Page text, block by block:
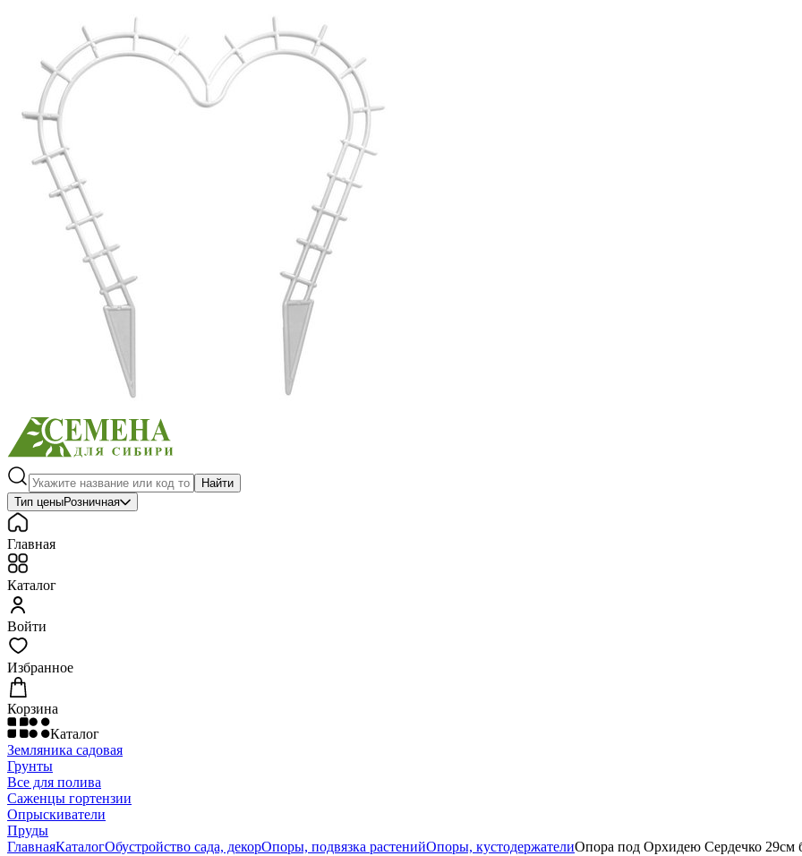
Обратный звонок Заказать обратный звонок
Каталог
Семена
Грунты
Газонные травы, сидераты
Горшки, рассадники, аксессуары
Посадочный материал
Садовый инструмент, инвентарь
Консервирование
Средства защиты, удобрения, добавки, химия
Обустройство сада, декор
Найти
Тип ценыРозничная
Главная
Каталог
Войти
Избранное
Корзина
Каталог
Земляника садовая
Грунты
Все для полива
Саженцы гортензии
Опрыскиватели
Пруды
ГлавнаяКаталогОбустройство сада, декорОпоры, подвязка растенийОпоры, кустодержателиОпора под Орхидею Сердечко 29см